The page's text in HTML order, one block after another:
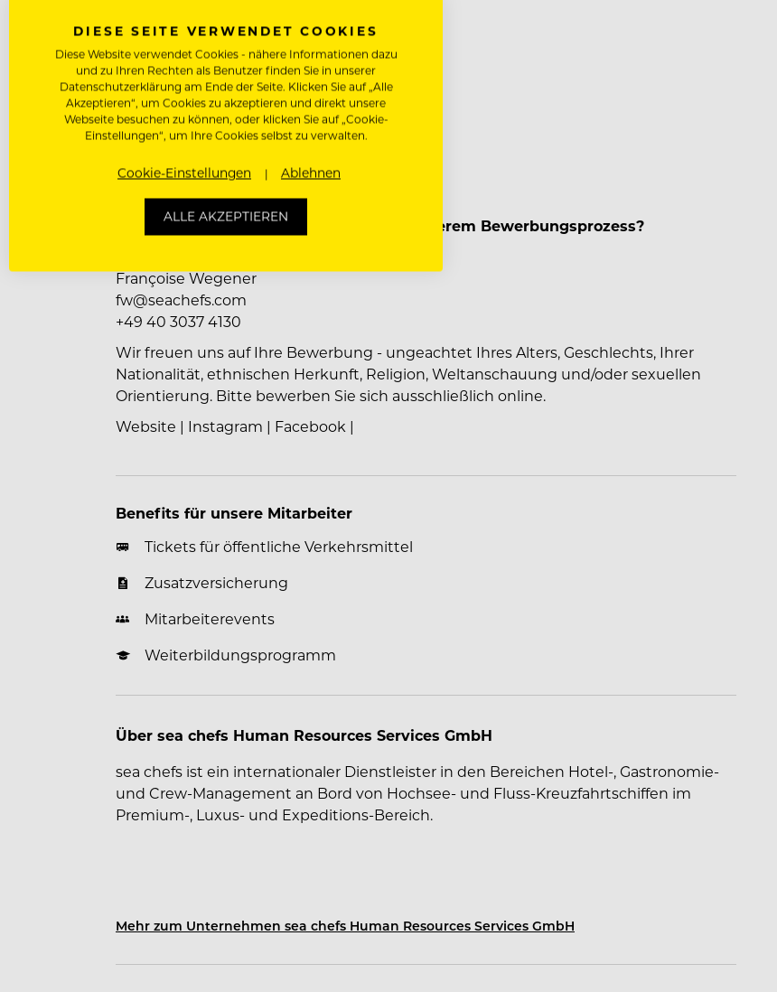
Gute Aufstiegschancen
Weiterbildungen & Trainings
Zentrale City-Lage
ÖPNV-Zuschuss
Team- & Firmen-Events
Flexitage möglich
Pluxee Prepaid-Card
RE:CHARGE Lounge
Haben Sie Fragen zu diesem Job oder unserem Bewerbungsprozess?
Françoise Wegener
fw@seachefs.com
+49 40 3037 4130
Wir freuen uns auf Ihre Bewerbung - ungeachtet Ihres Alters, Geschlechts, Ihrer
Nationalität, ethnischen Herkunft, Religion, Weltanschauung und/oder sexuellen
Orientierung. Bitte bewerben Sie sich ausschließlich online.
Website | Instagram | Facebook |
Benefits für unsere Mitarbeiter
Tickets für öffentliche Verkehrsmittel
Zusatzversicherung
Mitarbeiterevents
Weiterbildungsprogramm
Über sea chefs Human Resources Services GmbH
sea chefs ist ein internationaler Dienstleister in den Bereichen Hotel-, Gastronomie-
und Crew-Management an Bord von Hochsee- und Fluss-Kreuzfahrtschiffen im
Premium-, Luxus- und Expeditions-Bereich.
Für den reibungslosen Ablauf an Bord stärken unsere mehr als 200 Mitarbeitenden
Mehr zum Unternehmen sea chefs Human Resources Services GmbH
DIESE SEITE VERWENDET COOKIES
Diese Website verwendet Cookies - nähere Informationen dazu
und zu Ihren Rechten als Benutzer finden Sie in unserer
Datenschutzerklärung am Ende der Seite. Klicken Sie auf „Alle
Akzeptieren“, um Cookies zu akzeptieren und direkt unsere
Webseite besuchen zu können, oder klicken Sie auf „Cookie-
Einstellungen“, um Ihre Cookies selbst zu verwalten.
Cookie-Einstellungen Ablehnen
ALLE AKZEPTIEREN